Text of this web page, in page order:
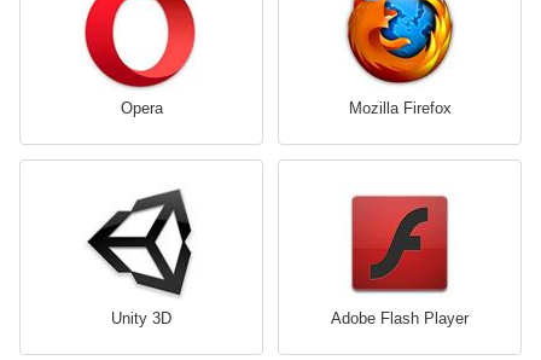
Mozilla Firefox
Opera
Adobe Flash Player
Unity 3D